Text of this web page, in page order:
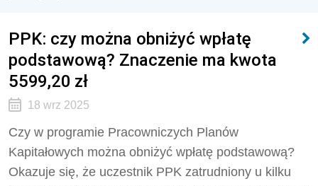
PPK: czy można obniżyć wpłatę
podstawową? Znaczenie ma kwota
5599,20 zł
18 wrz 2025
Czy w programie Pracowniczych Planów
Kapitałowych można obniżyć wpłatę podstawową?
Okazuje się, że uczestnik PPK zatrudniony u kilku